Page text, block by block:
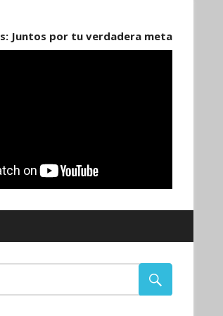
Juntos por tu verdadera meta